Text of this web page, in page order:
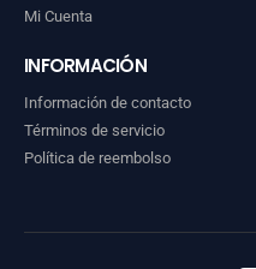
Mi Cuenta
INFORMACIÓN
Información de contacto
Términos de servicio
Política de reembolso